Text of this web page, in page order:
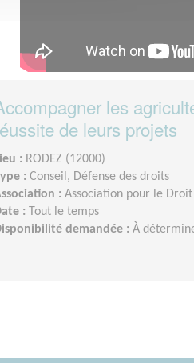
les
de leurs projets
: RODEZ (12000)
: Conseil, Défense des droits
: Association pour le
:
Tout le temps
demandée : À